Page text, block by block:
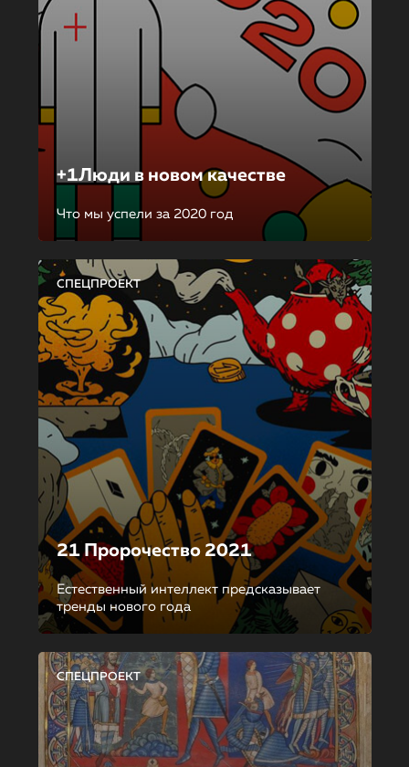
+1Люди в новом качестве
Что мы успели за 2020 год
СПЕЦПРОЕКТ
21 Пророчество 2021
Естественный интеллект предсказывает
тренды нового года
СПЕЦПРОЕКТ